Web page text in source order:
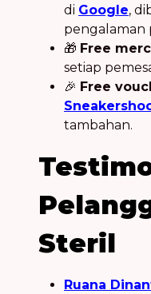
di Google,
pengalaman
🎁 Free
setiap
🎉 Free
tambahan.
Steril
Ruana